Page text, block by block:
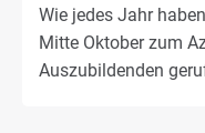
Wie jedes Jahr
Mitte Oktober zum
Auszubildenden